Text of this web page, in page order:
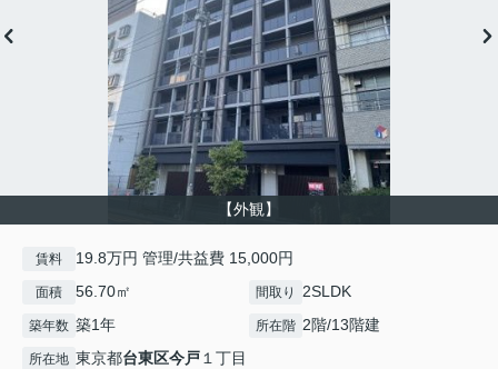
【外観】
賃料 19.8万円 管理/共益費 15,000円
面積 56.70㎡ 間取り 2SLDK
築年数 築1年 所在階 2階/13階建
所在地 東京都台東区今戸１丁目